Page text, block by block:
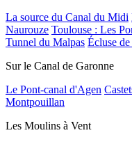
La source du Canal du Midi
Naurouze Toulouse : Les
Tunnel du Malpas Écluse
Sur le Canal de Garonne
Le Pont-canal d'Agen
Montpouillan
Les Moulins à Vent